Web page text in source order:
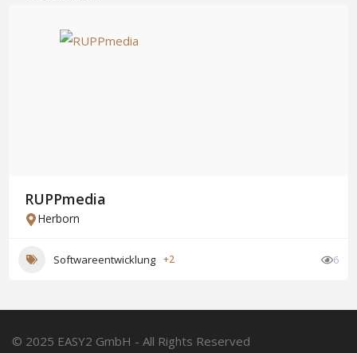
RUPPmedia
Herborn
Softwareentwicklung +2 6
© 2025 EASY2 GmbH - All Rights Reserved